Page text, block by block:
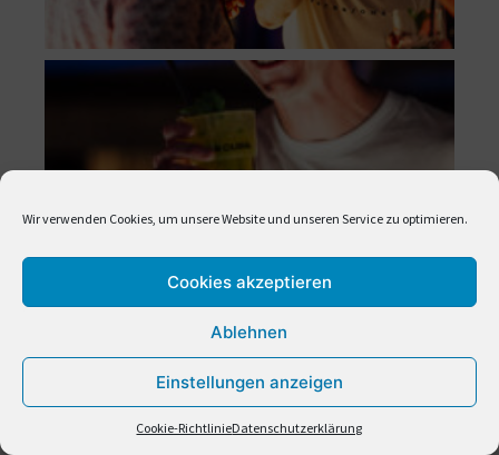
Wir verwenden Cookies, um unsere Website und unseren Service zu optimieren.
Cookies akzeptieren
Ablehnen
Einstellungen anzeigen
Cookie-RichtlinieDatenschutzerklärung
Cuba Vibes 2024